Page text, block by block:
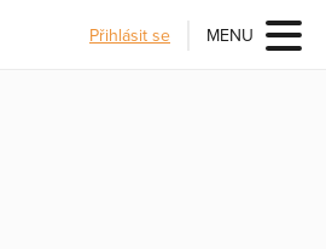
Přihlásit se MENU